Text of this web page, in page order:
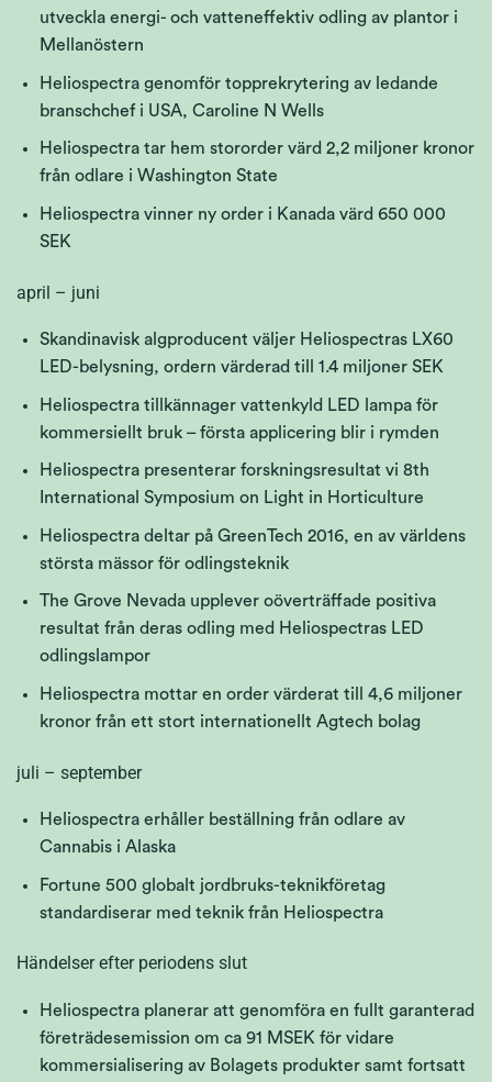
utveckla energi- och vatteneffektiv odling av plantor i
Mellanöstern
Heliospectra genomför topprekrytering av ledande
branschchef i USA, Caroline N Wells
Heliospectra tar hem stororder värd 2,2 miljoner kronor
från odlare i Washington State
Heliospectra vinner ny order i Kanada värd 650 000
SEK
april – juni
Skandinavisk algproducent väljer Heliospectras LX60
LED-belysning, ordern värderad till 1.4 miljoner SEK
Heliospectra tillkännager vattenkyld LED lampa för
kommersiellt bruk – första applicering blir i rymden
Heliospectra presenterar forskningsresultat vi 8th
International Symposium on Light in Horticulture
Heliospectra deltar på GreenTech 2016, en av världens
största mässor för odlingsteknik
The Grove Nevada upplever oöverträffade positiva
resultat från deras odling med Heliospectras LED
odlingslampor
Heliospectra mottar en order värderat till 4,6 miljoner
kronor från ett stort internationellt Agtech bolag
juli – september
Heliospectra erhåller beställning från odlare av
Cannabis i Alaska
Fortune 500 globalt jordbruks-teknikföretag
standardiserar med teknik från Heliospectra
Händelser efter periodens slut
Heliospectra planerar att genomföra en fullt garanterad
företrädesemission om ca 91 MSEK för vidare
kommersialisering av Bolagets produkter samt fortsatt